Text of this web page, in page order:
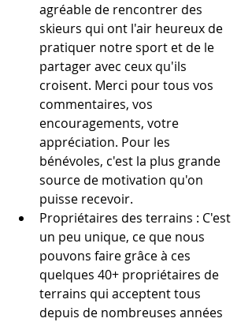
agréable de rencontrer des
skieurs qui ont l'air heureux de
pratiquer notre sport et de le
partager avec ceux qu'ils
croisent. Merci pour tous vos
commentaires, vos
encouragements, votre
appréciation. Pour les
bénévoles, c'est la plus grande
source de motivation qu'on
puisse recevoir.
Propriétaires des terrains : C'est
un peu unique, ce que nous
pouvons faire grâce à ces
quelques 40+ propriétaires de
terrains qui acceptent tous
depuis de nombreuses années